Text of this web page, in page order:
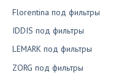
Florentina под фильтры
IDDIS под фильтры
LEMARK под фильтры
ZORG под фильтры